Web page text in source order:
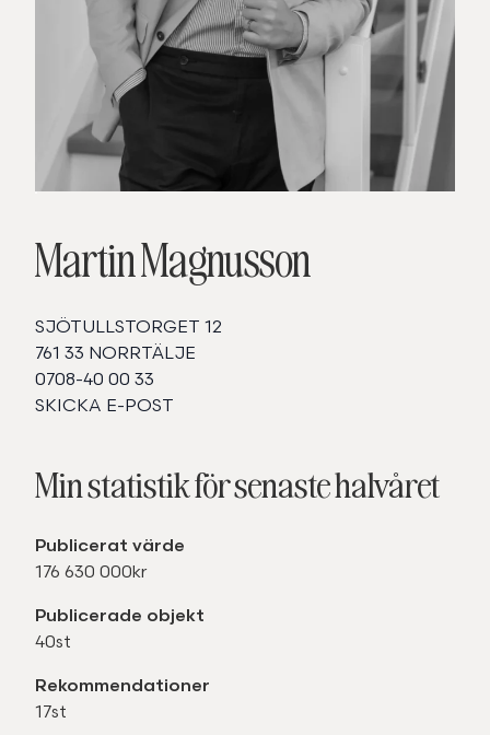
Martin Magnusson
SJÖTULLSTORGET 12
761 33 NORRTÄLJE
0708-40 00 33
SKICKA E-POST
Min statistik för senaste halvåret
Publicerat värde
176 630 000kr
Publicerade objekt
40st
Rekommendationer
17st